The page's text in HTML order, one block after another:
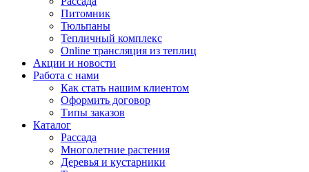
Питомник
Тюльпаны
Тепличный комплекс
Online трансляция из теплиц
Акции и новости
Работа с нами
Как стать нашим клиентом
Оформить договор
Типы заказов
Каталог
Рассада
Многолетние растения
Деревья и кустарники